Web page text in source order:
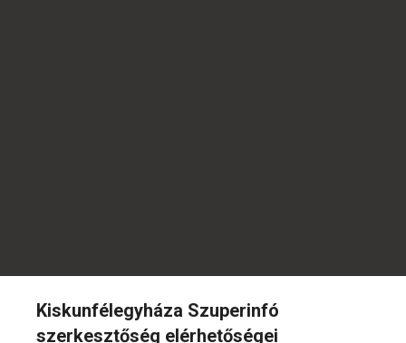
Kiskunfélegyháza Szuperinfó
szerkesztőség elérhetőségei